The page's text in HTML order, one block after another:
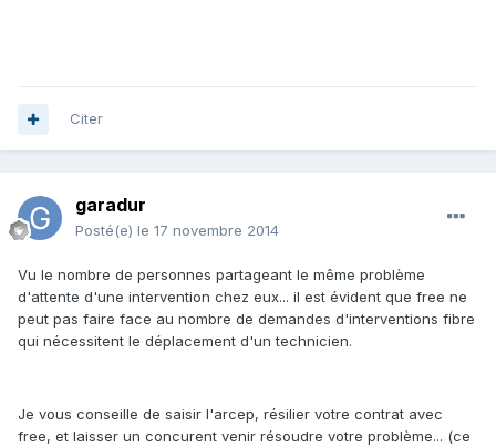
Citer
garadur
Posté(e) le 17 novembre 2014
Vu le nombre de personnes partageant le même problème
d'attente d'une intervention chez eux... il est évident que free ne
peut pas faire face au nombre de demandes d'interventions fibre
qui nécessitent le déplacement d'un technicien.
Je vous conseille de saisir l'arcep, résilier votre contrat avec
free, et laisser un concurent venir résoudre votre problème... (ce